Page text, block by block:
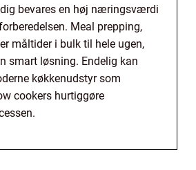
bevares en høj næringsværdi
Meal prepping,
måltider i bulk til hele ugen,
smart løsning. Endelig kan
køkkenudstyr som
cookers hurtiggøre